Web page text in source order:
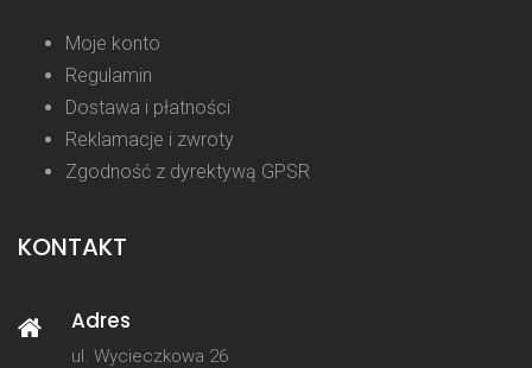
Moje konto
Regulamin
Dostawa i płatności
Reklamacje i zwroty
Zgodność z dyrektywą GPSR
KONTAKT
Adres
ul. Wycieczkowa 26